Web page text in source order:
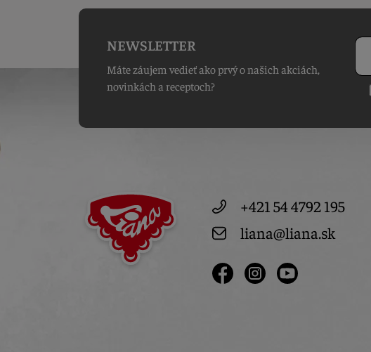
NEWSLETTER
Máte záujem vedieť ako prvý o našich akciách,
novinkách a receptoch?
+421 54 4792 195
liana@liana.sk